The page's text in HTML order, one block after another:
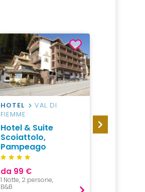
HOTEL
VAL DI
FIEMME
Hotel & Suite
Scoiattolo,
Pampeago
da 99 €
1 Notte, 2 persone,
B&B
FIEMME
Hotel &
Nele